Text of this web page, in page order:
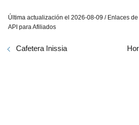
Última actualización el 2026-08-09 / Enlaces
API para Afiliados
Cafetera Inissia